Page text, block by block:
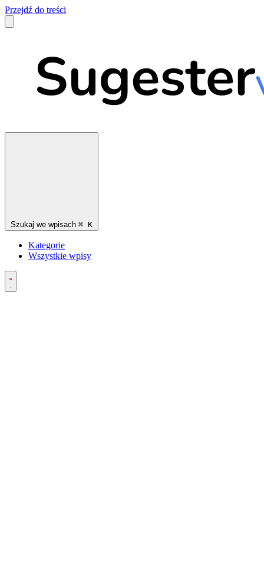
Przejdź do treści
Szukaj we wpisach ⌘ K
Kategorie
Wszystkie wpisy